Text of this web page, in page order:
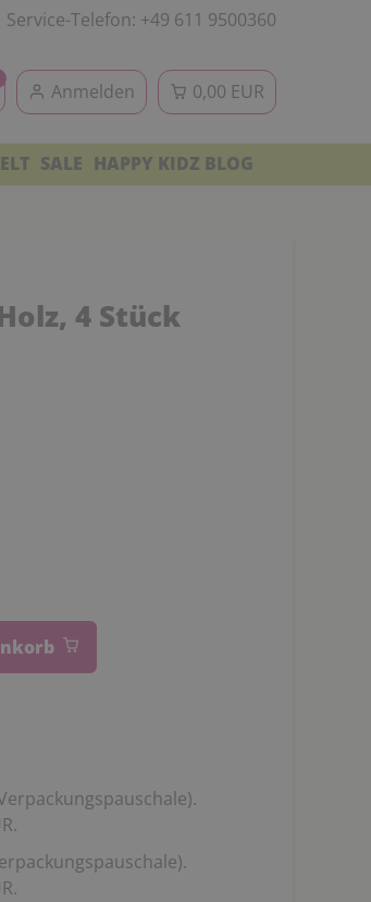
Service-Telefon: +49 611 9500360
Anmelden 0,00 EUR
SALE HAPPY KIDZ BLOG
4 Stück